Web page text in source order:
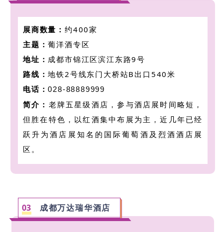
展商数量： 约400家
主题：葡洋酒专区
地址： 成都市锦江区滨江东路9号
路线：地铁2号线东门大桥站B出口540米
电话：028-88889999
简介： 老牌五星级酒店，参与酒店展时间略短，
但胜在特色，以红酒集中布展为主，近几年已经
跃升为酒店展知名的国际葡萄酒及烈酒酒店展
区。
03 成都万达瑞华酒店